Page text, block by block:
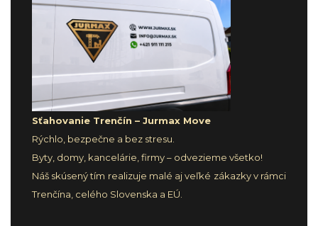
Sťahovanie Trenčín – Jurmax Move
Rýchlo, bezpečne a bez stresu.
Byty, domy, kancelárie, firmy – odvezieme všetko!
Náš skúsený tím realizuje malé aj veľké zákazky v rámci
Trenčína, celého Slovenska a EÚ.